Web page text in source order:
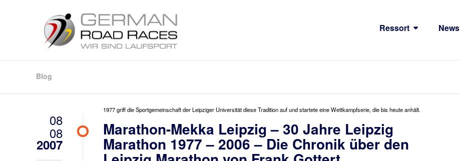
Ressort News
Blog
08
08
2007
1977 griff die Sportgemeinschaft der Leipziger Universität diese Tradition auf und startete eine Wettkampfserie, die bis heute anhält.
Marathon-Mekka Leipzig – 30 Jahre Leipzig
Marathon 1977 – 2006 – Die Chronik über den